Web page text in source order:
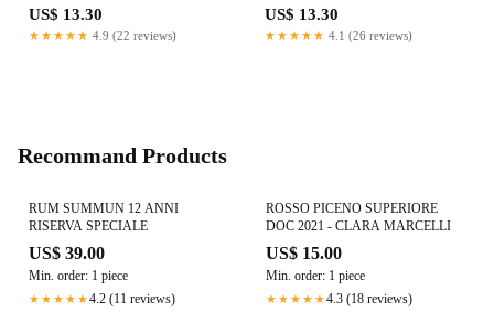
US$ 13.30
★★★★★ 4.9 (22 reviews)
US$ 13.30
★★★★★ 4.1 (26 reviews)
Recommand Products
RUM SUMMUN 12 ANNI
RISERVA SPECIALE
US$ 39.00
Min. order: 1 piece
★★★★★4.2 (11 reviews)
ROSSO PICENO SUPERIORE
DOC 2021 - CLARA MARCELLI
US$ 15.00
Min. order: 1 piece
★★★★★4.3 (18 reviews)